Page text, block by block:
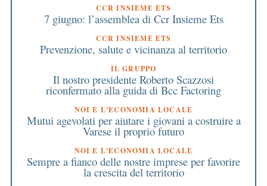
CCR INSIEME ETS
7 giugno: l’assemblea di Ccr Insieme Ets
CCR INSIEME ETS
Prevenzione, salute e vicinanza al territorio
IL GRUPPO
Il nostro presidente Roberto Scazzosi
riconfermato alla guida di Bcc Factoring
NOI E L'ECONOMIA LOCALE
Mutui agevolati per aiutare i giovani a costruire a
Varese il proprio futuro
NOI E L'ECONOMIA LOCALE
Sempre a fianco delle nostre imprese per favorire
la crescita del territorio